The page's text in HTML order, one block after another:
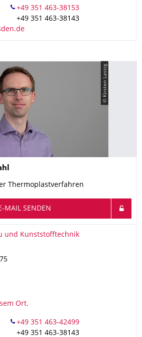
+49 351 463-38143
© Kirsten Lassig
Thermoplastverfahren
MAIL SENDEN
Kunststofftechnik
und Kunststofftechnik
Ort.
+49 351 463-38143